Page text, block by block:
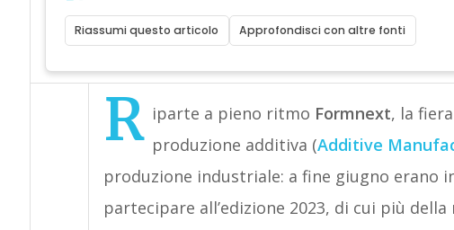
Riassumi questo articolo Approfondisci con altre fonti
R iparte a pieno ritmo Formnext, la
produzione additiva (Additive
produzione industriale: a fine giugno erano
partecipare all’edizione 2023, di cui più